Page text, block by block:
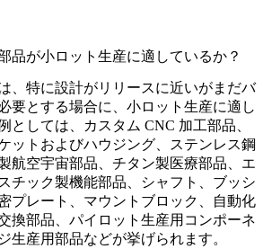
品が小ロット生産に適しているか？
、特に設計がリリースに近いがまだバ
要とする場合に、小ロット生産に適し
としては、カスタム CNC 加工部品、
ットおよびハウジング、ステンレス鋼
航空宇宙部品、チタン製医療部品、エ
チック製機能部品、シャフト、ブッシ
プレート、マウントブロック、自動化
換部品、パイロット生産用コンポーネ
生産用部品などが挙げられます。